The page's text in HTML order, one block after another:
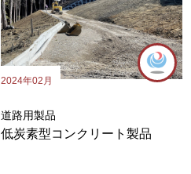
2024年02月
道路用製品
低炭素型コンクリート製品